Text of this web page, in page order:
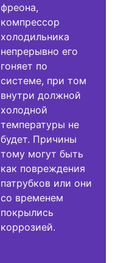
фреона,
компрессор
холодильника
непрерывно его
гоняет по
системе, при том
внутри должной
холодной
температуры не
будет. Причины
тому могут быть
как повреждения
патрубков или они
со временем
покрылись
коррозией.